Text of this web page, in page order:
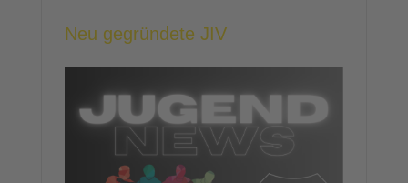
Neu gegründete JIV